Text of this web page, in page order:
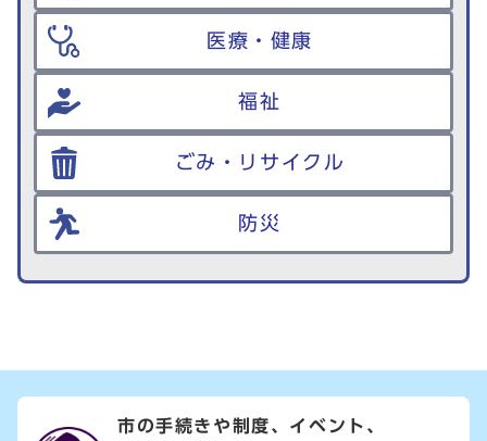
医療・健康
福祉
ごみ・リサイクル
防災
市の手続きや制度、イベント、